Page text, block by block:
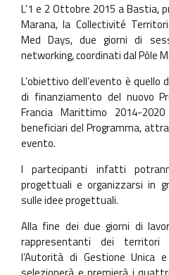
L’1 e 2 Ottobre 2015 a Bastia,
Marana, la Collectivité
Med Days, due giorni di
networking, coordinati dal Pôle
L’obiettivo dell’evento è
di finanziamento del nuovo
Francia Marittimo 2014-
beneficiari del Programma,
evento.
I partecipanti infatti
progettuali e organizzarsi in
sulle idee progettuali.
Alla fine dei due giorni di
rappresentanti dei territori
l’Autorità di Gestione Unica